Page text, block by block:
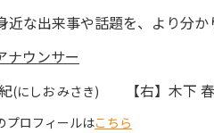
近な出来事や話題を、より分か
ナウンサー
(にしお みさき) 【右】木下
プロフィールはこちら